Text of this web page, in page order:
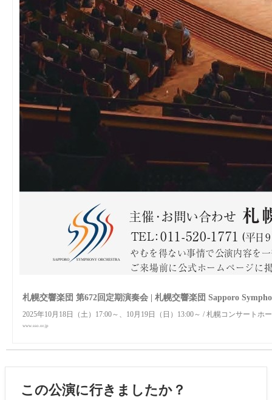
札幌交響楽団 第672回定期演奏会 | 札幌交響楽団 Sapporo
2025年10月18日（土）17:00～、10月19日（日）13:00～ / 札幌コンサートホ
www.sso.or.jp
この公演に行きましたか？